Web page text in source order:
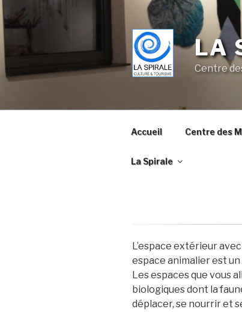
Skip
to
content
LA
Centre
Accueil Centre des
La Spirale
L’espace extérieur
espace animalier est
Les espaces que vous
biologiques dont la
déplacer, se nourrir et